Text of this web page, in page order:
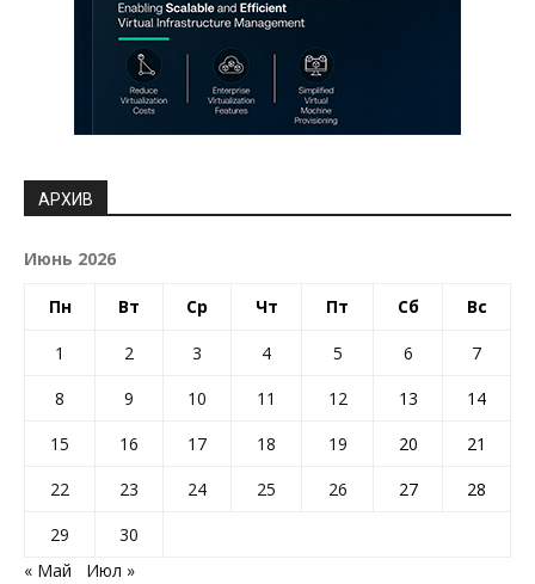
АРХИВ
Июнь 2026
Пн Вт Ср Чт Пт Сб Вс
1 2 3 4 5 6
7
8
9 10 11 12 13
14
15
16 17 18 19 20
21
22
23 24 25 26 27
28
29
30
« Май
Июл »